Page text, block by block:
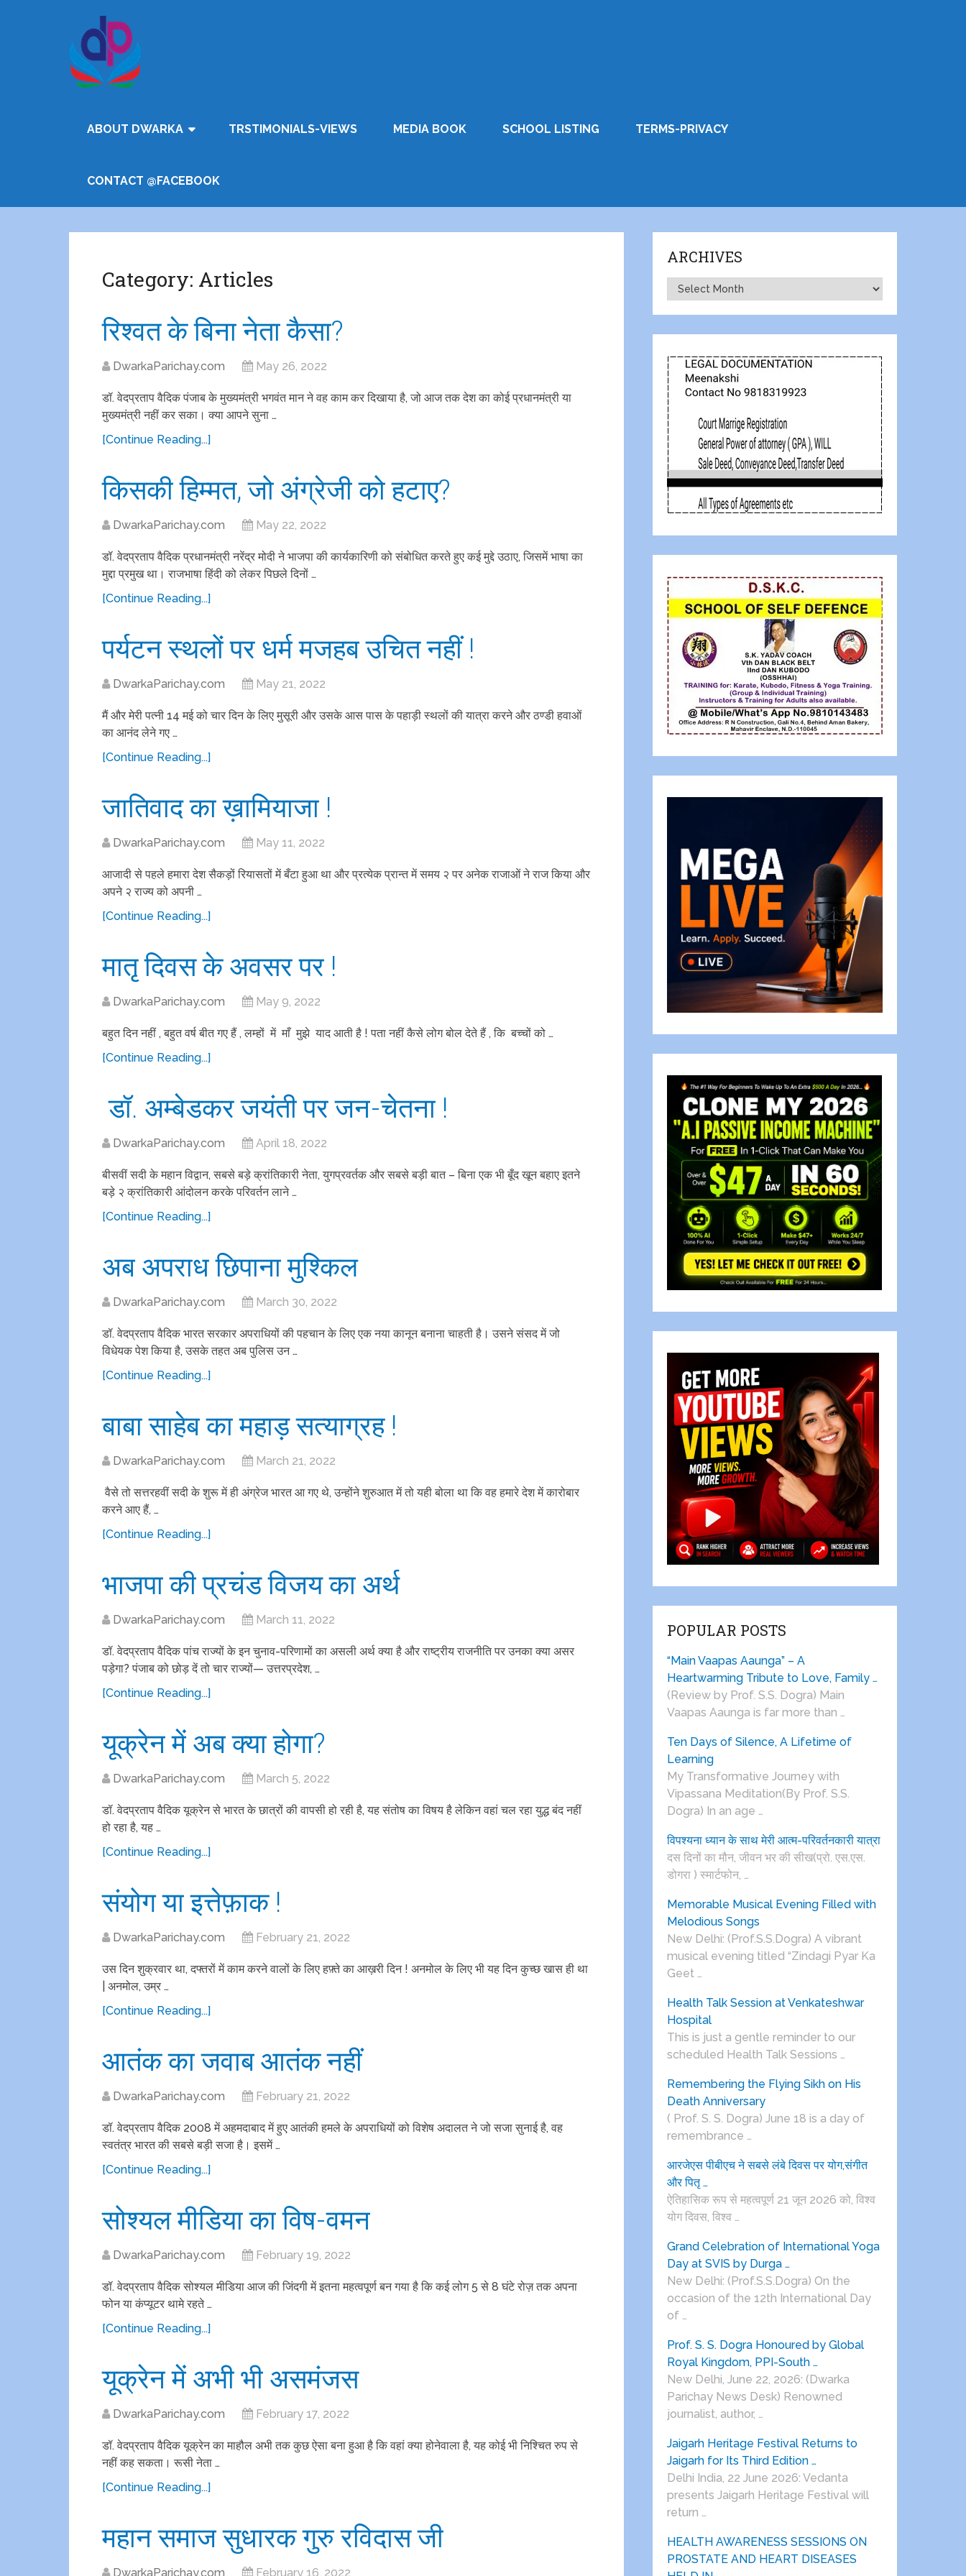
ABOUT DWARKA TRSTIMONIALS-VIEWS MEDIA BOOK SCHOOL LISTING TERMS-PRIVACY
CONTACT @FACEBOOK
Category: Articles
रिश्वत के बिना नेता कैसा?
DwarkaParichay.com May 26, 2022
डॉ. वेदप्रताप वैदिक पंजाब के मुख्यमंत्री भगवंत मान ने वह काम कर दिखाया है, जो आज तक देश का कोई प्रधानमंत्री या
मुख्यमंत्री नहीं कर सका। क्या आपने सुना …
[Continue Reading...]
किसकी हिम्मत, जो अंग्रेजी को हटाए?
DwarkaParichay.com May 22, 2022
डॉ. वेदप्रताप वैदिक प्रधानमंत्री नरेंद्र मोदी ने भाजपा की कार्यकारिणी को संबोधित करते हुए कई मुद्दे उठाए, जिसमें भाषा का
मुद्दा प्रमुख था। राजभाषा हिंदी को लेकर पिछले दिनों …
[Continue Reading...]
पर्यटन स्थलों पर धर्म मजहब उचित नहीं !
DwarkaParichay.com May 21, 2022
मैं और मेरी पत्नी 14 मई को चार दिन के लिए मुसूरी और उसके आस पास के पहाड़ी स्थलों की यात्रा करने और ठण्डी हवाओं
का आनंद लेने गए …
[Continue Reading...]
जातिवाद का ख़ामियाजा !
DwarkaParichay.com May 11, 2022
आजादी से पहले हमारा देश सैकड़ों रियासतों में बँटा हुआ था और प्रत्येक प्रान्त में समय २ पर अनेक राजाओं ने राज किया और
अपने २ राज्य को अपनी …
[Continue Reading...]
मातृ दिवस के अवसर पर !
DwarkaParichay.com May 9, 2022
बहुत दिन नहीं , बहुत वर्ष बीत गए हैं , लम्हों में माँ मुझे याद आती है ! पता नहीं कैसे लोग बोल देते हैं , कि बच्चों को …
[Continue Reading...]
डॉ. अम्बेडकर जयंती पर जन-चेतना !
DwarkaParichay.com April 18, 2022
बीसवीं सदी के महान विद्वान, सबसे बड़े क्रांतिकारी नेता, युगप्रवर्तक और सबसे बड़ी बात – बिना एक भी बूँद खून बहाए इतने
बड़े २ क्रांतिकारी आंदोलन करके परिवर्तन लाने …
[Continue Reading...]
अब अपराध छिपाना मुश्किल
DwarkaParichay.com March 30, 2022
डॉ. वेदप्रताप वैदिक भारत सरकार अपराधियों की पहचान के लिए एक नया कानून बनाना चाहती है। उसने संसद में जो
विधेयक पेश किया है, उसके तहत अब पुलिस उन …
[Continue Reading...]
बाबा साहेब का महाड़ सत्याग्रह !
DwarkaParichay.com March 21, 2022
वैसे तो सत्तरहवीं सदी के शुरू में ही अंग्रेज भारत आ गए थे, उन्होंने शुरुआत में तो यही बोला था कि वह हमारे देश में कारोबार
करने आए हैं, …
[Continue Reading...]
भाजपा की प्रचंड विजय का अर्थ
DwarkaParichay.com March 11, 2022
डॉ. वेदप्रताप वैदिक पांच राज्यों के इन चुनाव-परिणामों का असली अर्थ क्या है और राष्ट्रीय राजनीति पर उनका क्या असर
पड़ेगा? पंजाब को छोड़ दें तो चार राज्यों— उत्तरप्रदेश, …
[Continue Reading...]
यूक्रेन में अब क्या होगा?
DwarkaParichay.com March 5, 2022
डॉ. वेदप्रताप वैदिक यूक्रेन से भारत के छात्रों की वापसी हो रही है, यह संतोष का विषय है लेकिन वहां चल रहा युद्ध बंद नहीं
हो रहा है, यह …
[Continue Reading...]
संयोग या इत्तेफ़ाक !
DwarkaParichay.com February 21, 2022
उस दिन शुक्रवार था, दफ्तरों में काम करने वालों के लिए हफ़्ते का आख़री दिन ! अनमोल के लिए भी यह दिन कुच्छ खास ही था
| अनमोल, उम्र …
[Continue Reading...]
आतंक का जवाब आतंक नहीं
DwarkaParichay.com February 21, 2022
डॉ. वेदप्रताप वैदिक 2008 में अहमदाबाद में हुए आतंकी हमले के अपराधियों को विशेष अदालत ने जो सजा सुनाई है, वह
स्वतंत्र भारत की सबसे बड़ी सजा है। इसमें …
[Continue Reading...]
सोश्यल मीडिया का विष-वमन
DwarkaParichay.com February 19, 2022
डॉ. वेदप्रताप वैदिक सोश्यल मीडिया आज की जिंदगी में इतना महत्वपूर्ण बन गया है कि कई लोग 5 से 8 घंटे रोज़ तक अपना
फोन या कंप्यूटर थामे रहते …
[Continue Reading...]
यूक्रेन में अभी भी असमंजस
DwarkaParichay.com February 17, 2022
डॉ. वेदप्रताप वैदिक यूक्रेन का माहौल अभी तक कुछ ऐसा बना हुआ है कि वहां क्या होनेवाला है, यह कोई भी निश्चित रुप से
नहीं कह सकता। रूसी नेता …
[Continue Reading...]
महान समाज सुधारक गुरु रविदास जी
DwarkaParichay.com February 16, 2022
ARCHIVES
Archives
POPULAR POSTS
“Main Vaapas Aaunga” – A
Heartwarming Tribute to Love, Family …
(Review by Prof. S.S. Dogra) Main
Vaapas Aaunga is far more than …
Ten Days of Silence, A Lifetime of
Learning
My Transformative Journey with
Vipassana Meditation(By Prof. S.S.
Dogra) In an age …
विपश्यना ध्यान के साथ मेरी आत्म-परिवर्तनकारी यात्रा
दस दिनों का मौन, जीवन भर की सीख(प्रो. एस.एस.
डोगरा ) स्मार्टफोन, …
Memorable Musical Evening Filled with
Melodious Songs
New Delhi: (Prof.S.S.Dogra) A vibrant
musical evening titled “Zindagi Pyar Ka
Geet …
Health Talk Session at Venkateshwar
Hospital
This is just a gentle reminder to our
scheduled Health Talk Sessions …
Remembering the Flying Sikh on His
Death Anniversary
( Prof. S. S. Dogra) June 18 is a day of
remembrance …
आरजेएस पीबीएच ने सबसे लंबे दिवस पर योग,संगीत
और पितृ …
ऐतिहासिक रूप से महत्वपूर्ण 21 जून 2026 को, विश्व
योग दिवस, विश्व …
Grand Celebration of International Yoga
Day at SVIS by Durga …
New Delhi: (Prof.S.S.Dogra) On the
occasion of the 12th International Day
of …
Prof. S. S. Dogra Honoured by Global
Royal Kingdom, PPI-South …
New Delhi, June 22, 2026: (Dwarka
Parichay News Desk) Renowned
journalist, author, …
Jaigarh Heritage Festival Returns to
Jaigarh for Its Third Edition …
Delhi India, 22 June 2026: Vedanta
presents Jaigarh Heritage Festival will
return …
HEALTH AWARENESS SESSIONS ON
PROSTATE AND HEART DISEASES